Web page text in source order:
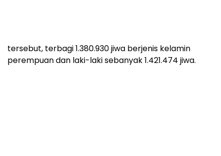
tersebut, terbagi 1.380.930 jiwa berjenis kelamin
perempuan dan laki-laki sebanyak 1.421.474 jiwa.